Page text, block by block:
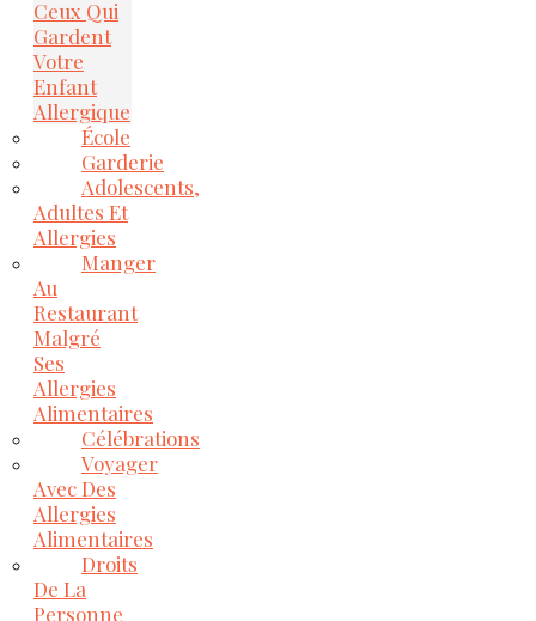
Ceux Qui
Gardent
Votre
Enfant
Allergique
École
Garderie
Adolescents,
Adultes Et
Allergies
Manger
Au
Restaurant
Malgré
Ses
Allergies
Alimentaires
Célébrations
Voyager
Avec Des
Allergies
Alimentaires
Droits
De La
Personne